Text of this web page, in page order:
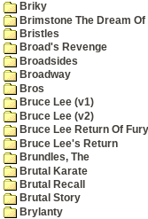
Briky
Brimstone The Dream Of
Bristles
Broad's Revenge
Broadsides
Broadway
Bros
Bruce Lee (v1)
Bruce Lee (v2)
Bruce Lee Return Of Fury
Bruce Lee's Return
Brundles, The
Brutal Karate
Brutal Recall
Brutal Story
Brylanty